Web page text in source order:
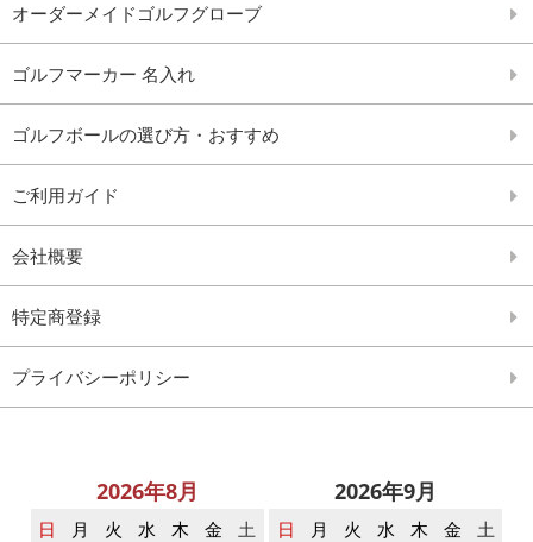
オーダーメイドゴルフグローブ
ゴルフマーカー 名入れ
ゴルフボールの選び方・おすすめ
ご利用ガイド
会社概要
特定商登録
プライバシーポリシー
2026年8月
日 月 火 水 木 金
土
2026年9月
日 月 火 水 木 金
土